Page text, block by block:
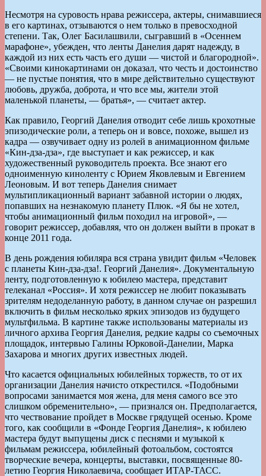
Несмотря на суровость нрава режиссера, актеры, снимавшиеся
в его картинах, отзываются о нем только в превосходной
степени. Так, Олег Басилашвили, сыгравший в «Осеннем
марафоне», убежден, что ленты Данелия дарят надежду, в
каждой из них есть часть его души — чистой и благородной».
«Своими кинокартинами он доказал, что честь и достоинство
— не пустые понятия, что в мире действительно существуют
любовь, дружба, доброта, и что все мы, жители этой
маленькой планеты, — братья», — считает актер.
Как правило, Георгий Данелия отводит себе лишь крохотные
эпизодические роли, а теперь он и вовсе, похоже, вышел из
кадра — озвучивает одну из ролей в анимационном фильме
«Кин-дза-дза», где выступает и как режиссер, и как
художественный руководитель проекта. Все знают его
одноименную киноленту с Юрием Яковлевым и Евгением
Леоновым. И вот теперь Данелия снимает
мультипликационный вариант забавной истории о людях,
попавших на незнакомую планету Плюк. «Я бы не хотел,
чтобы анимационный фильм походил на игровой», —
говорит режиссер, добавляя, что он должен выйти в прокат в
конце 2011 года.
В день рождения юбиляра вся страна увидит фильм «Человек
с планеты Кин-дза-дза!. Георгий Данелия». Документальную
ленту, подготовленную к юбилею мастера, представит
телеканал «Россия». И хотя режиссер не любит показывать
зрителям недоделанную работу, в данном случае он разрешил
включить в фильм несколько ярких эпизодов из будущего
мультфильма. В картине также использованы материалы из
личного архива Георгия Данелия, редкие кадры со съемочных
площадок, интервью Галины Юрковой-Данелии, Марка
Захарова и многих других известных людей.
Что касается официальных юбилейных торжеств, то от их
организации Данелия начисто открестился. «Подобными
вопросами занимается моя жена, для меня самого все это
слишком обременительно», — признался он. Предполагается,
что чествование пройдет в Москве грядущей осенью. Кроме
того, как сообщили в «Фонде Георгия Данелия», к юбилею
мастера будут выпущены диск с песнями и музыкой к
фильмам режиссера, юбилейный фотоальбом, состоятся
творческие вечера, концерты, выставки, посвященные 80-
летию Георгия Николаевича, сообщает ИТАР-ТАСС.